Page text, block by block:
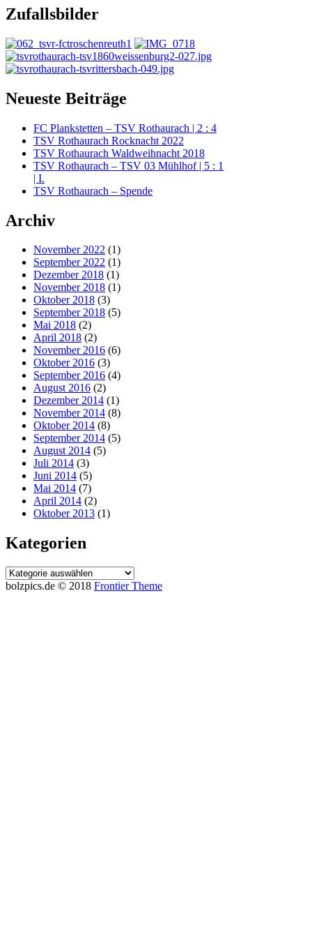
Zufallsbilder
Neueste Beiträge
FC Plankstetten – TSV Rothaurach | 2 : 4
TSV Rothaurach Rocknacht 2022
TSV Rothaurach Waldweihnacht 2018
TSV Rothaurach – TSV 03 Mühlhof | 5 : 1
| I.
TSV Rothaurach – Spende
Archiv
November 2022 (1)
September 2022 (1)
Dezember 2018 (1)
November 2018 (1)
Oktober 2018 (3)
September 2018 (5)
Mai 2018 (2)
April 2018 (2)
November 2016 (6)
Oktober 2016 (3)
September 2016 (4)
August 2016 (2)
Dezember 2014 (1)
November 2014 (8)
Oktober 2014 (8)
September 2014 (5)
August 2014 (5)
Juli 2014 (3)
Juni 2014 (5)
Mai 2014 (7)
April 2014 (2)
Oktober 2013 (1)
Kategorien
Kategorien
bolzpics.de © 2018 Frontier Theme